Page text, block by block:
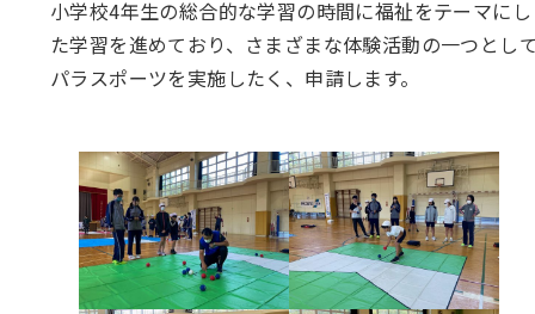
小学校4年生の総合的な学習の時間に福祉をテーマにし
た学習を進めており、さまざまな体験活動の一つとし
パラスポーツを実施したく、申請します。